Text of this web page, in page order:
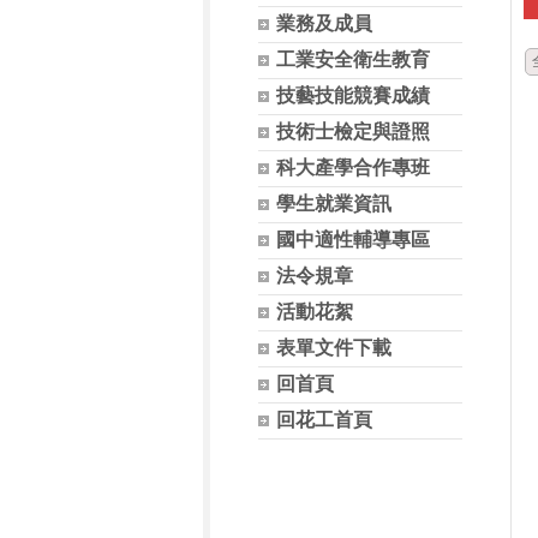
業務及成員
工業安全衛生教育
技藝技能競賽成績
技術士檢定與證照
科大產學合作專班
學生就業資訊
國中適性輔導專區
法令規章
活動花絮
表單文件下載
回首頁
回花工首頁